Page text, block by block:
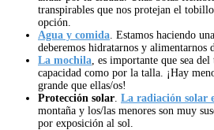
transpirables que nos protejan el
opción.
Agua y comida . Estamos haciendo
deberemos hidratarnos y alimentarnos
La mochila , es importante que sea
capacidad como por la talla. ¡Hay
grande que ellas/os!
Protección solar La radiación solar
montaña y los/las menores son muy
por exposición al sol.